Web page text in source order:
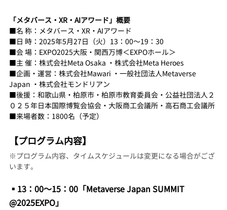
「メタバース・XR・AIアワード」概要
■名 称：メタバース・XR・AIアワード
■日 時：2025年5月27日（火）13：00〜19：30
■会 場：EXPO2025大阪・関西万博＜EXPOホール＞
■主 催：株式会社Meta Osaka ・株式会社Meta Heroes
■企画・運営：株式会社Mawari ・一般社団法人Metaverse
Japan ・株式会社モンドリアン
■後援：和歌山県・柏原市・柏原市教育委員会・公益社団法人２
０２５年日本国際博覧会協会・大阪商工会議所・高石商工会議所
■来場者数：1800名（予定）
【プログラム内容】
※プログラム内容、タイムスケジュールは変更になる場合がござ
います。
▪️13：00〜15：00「Metaverse Japan SUMMIT
@2025EXPO」